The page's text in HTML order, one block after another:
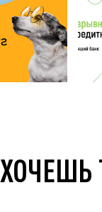
ХОЧЕШЬ